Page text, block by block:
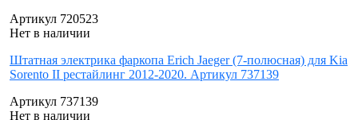
Артикул 720523
Нет в наличии
Штатная электрика фаркопа Erich Jaeger (7-полюсная) для Kia
Sorento II рестайлинг 2012-2020. Артикул 737139
Артикул 737139
Нет в наличии